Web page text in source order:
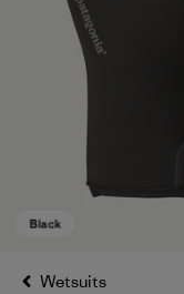
Wetsuits